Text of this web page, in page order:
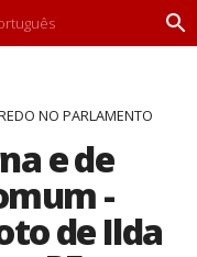
P
NO PARLAMENTO
e de
-
de Ilda